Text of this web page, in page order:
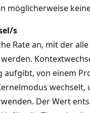
möglicherweise
s
Rate an, mit der
aufgibt, von einem
wechselt,
Der Wert